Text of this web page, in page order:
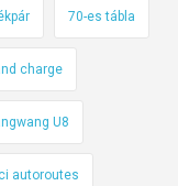
70-es tábla
charge
U8
autoroutes